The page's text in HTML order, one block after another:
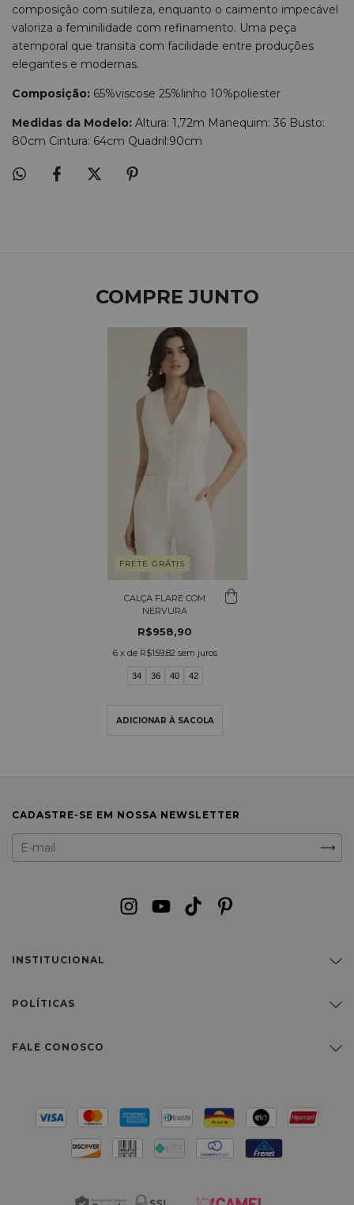
composição com sutileza, enquanto o caimento impecável
valoriza a feminilidade com refinamento. Uma peça
atemporal que transita com facilidade entre produções
elegantes e modernas.
Composição: 65%viscose 25%linho 10%poliester
Medidas da Modelo: Altura: 1,72m Manequim: 36 Busto:
80cm Cintura: 64cm Quadril:90cm
COMPRE JUNTO
FRETE GRÁTIS
CALÇA FLARE COM
NERVURA
R$958,90
6 x de R$159,82 sem juros
34 36 40 42
CADASTRE-SE EM NOSSA NEWSLETTER
INSTITUCIONAL
POLÍTICAS
FALE CONOSCO